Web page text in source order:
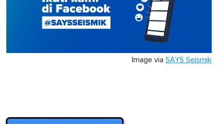
Image via SAYS Seismik